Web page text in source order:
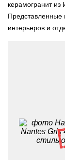
керамогранит из
Представленные
интерьеров и